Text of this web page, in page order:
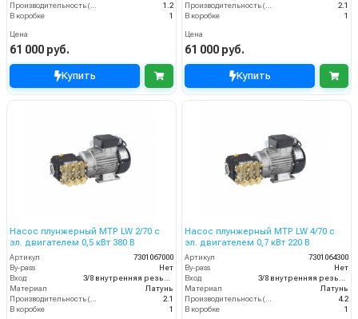
1.2
В коробке
1
Цена
61 000 руб.
Купить
2.1
В коробке
1
Цена
61 000 руб.
Купить
Насос плунжерный MTP LW 2/70 с
эл. двигателем 0,5 кВт 380 В
Артикул
7301067000
By-pass
Нет
Вход
3/8 внутренняя резьба
Материал
Латунь
Производительность (л/мин)
2.1
В коробке
1
Насос плунжерный MTP LW 4/70 с
эл. двигателем 0,7 кВт 220 В
Артикул
7301064300
By-pass
Нет
Вход
3/8 внутренняя резьба
Материал
Латунь
Производительность (л/мин)
4.2
В коробке
1